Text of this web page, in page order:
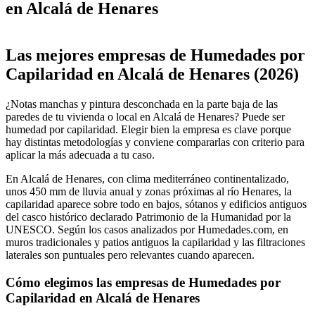
en Alcalá de Henares
+
−
Las mejores empresas de Humedades por
Capilaridad en Alcalá de Henares (2026)
¿Notas manchas y pintura desconchada en la parte baja de las
paredes de tu vivienda o local en Alcalá de Henares? Puede ser
humedad por capilaridad. Elegir bien la empresa es clave porque
hay distintas metodologías y conviene compararlas con criterio para
aplicar la más adecuada a tu caso.
En Alcalá de Henares, con clima mediterráneo continentalizado,
unos 450 mm de lluvia anual y zonas próximas al río Henares, la
capilaridad aparece sobre todo en bajos, sótanos y edificios antiguos
del casco histórico declarado Patrimonio de la Humanidad por la
UNESCO. Según los casos analizados por Humedades.com, en
muros tradicionales y patios antiguos la capilaridad y las filtraciones
laterales son puntuales pero relevantes cuando aparecen.
Cómo elegimos las empresas de Humedades por
Capilaridad en Alcalá de Henares